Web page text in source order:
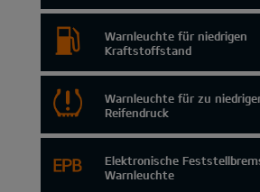
Warnleuchte für niedrigen
Kraftstoffstand
Warnleuchte für zu
Reifendruck
Elektronische
Warnleuchte